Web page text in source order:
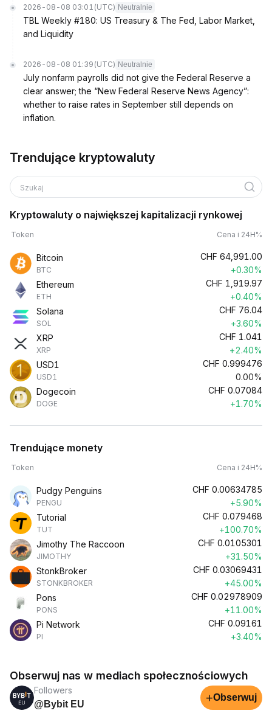
2026-08-08 03:01 (UTC) Neutralnie
TBL Weekly #180: US Treasury & The Fed, Labor Market,
and Liquidity
2026-08-08 01:39 (UTC) Neutralnie
July nonfarm payrolls did not give the Federal Reserve a
clear answer; the “New Federal Reserve News Agency”:
whether to raise rates in September still depends on
inflation.
Trendujące kryptowaluty
Szukaj
Kryptowaluty o największej kapitalizacji rynkowej
Token Cena i 24H%
Bitcoin
BTC
CHF 64,991.00
+0.30%
Ethereum
ETH
CHF 1,919.97
+0.40%
Solana
SOL
CHF 76.04
+3.60%
XRP
XRP
CHF 1.041
+2.40%
USD1
USD1
CHF 0.999476
0.00%
Dogecoin
DOGE
CHF 0.07084
+1.70%
Trendujące monety
Token Cena i 24H%
Pudgy Penguins
PENGU
CHF 0.00634785
+5.90%
Tutorial
TUT
CHF 0.079468
+100.70%
Jimothy The Raccoon
JIMOTHY
CHF 0.0105301
+31.50%
StonkBroker
STONKBROKER
CHF 0.03069431
+45.00%
Pons
PONS
CHF 0.02978909
+11.00%
Pi Network
PI
CHF 0.09161
+3.40%
Obserwuj nas w mediach społecznościowych
Followers
@Bybit EU
+Obserwuj